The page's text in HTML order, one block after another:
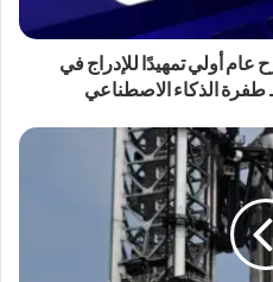
عام أولي تمهيدًا للإدراج في
طفرة الذكاء الاصطناعي